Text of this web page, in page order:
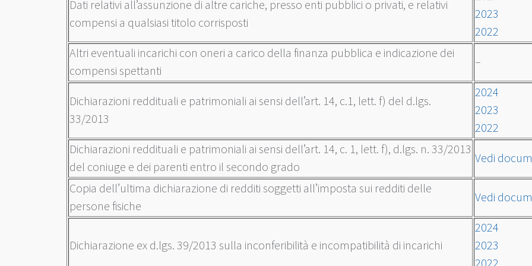
Dati relativi all’assunzione di altre cariche, presso enti pubblici o privati, e relativi
compensi a qualsiasi titolo corrisposti
2023
2022
Altri eventuali incarichi con oneri a carico della finanza pubblica e indicazione dei
compensi spettanti
–
Dichiarazioni reddituali e patrimoniali ai sensi dell’art. 14, c.1, lett. f) del d.lgs.
33/2013
2024
2023
2022
Dichiarazioni reddituali e patrimoniali ai sensi dell’art. 14, c. 1, lett. f), d.lgs. n. 33/2013
del coniuge e dei parenti entro il secondo grado
Vedi
Copia dell’ultima dichiarazione di redditi soggetti all’imposta sui redditi delle
persone fisiche
Vedi
Dichiarazione ex d.lgs. 39/2013 sulla inconferibilità e incompatibilità di incarichi
2024
2023